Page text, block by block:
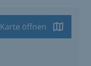
Karte öffnen